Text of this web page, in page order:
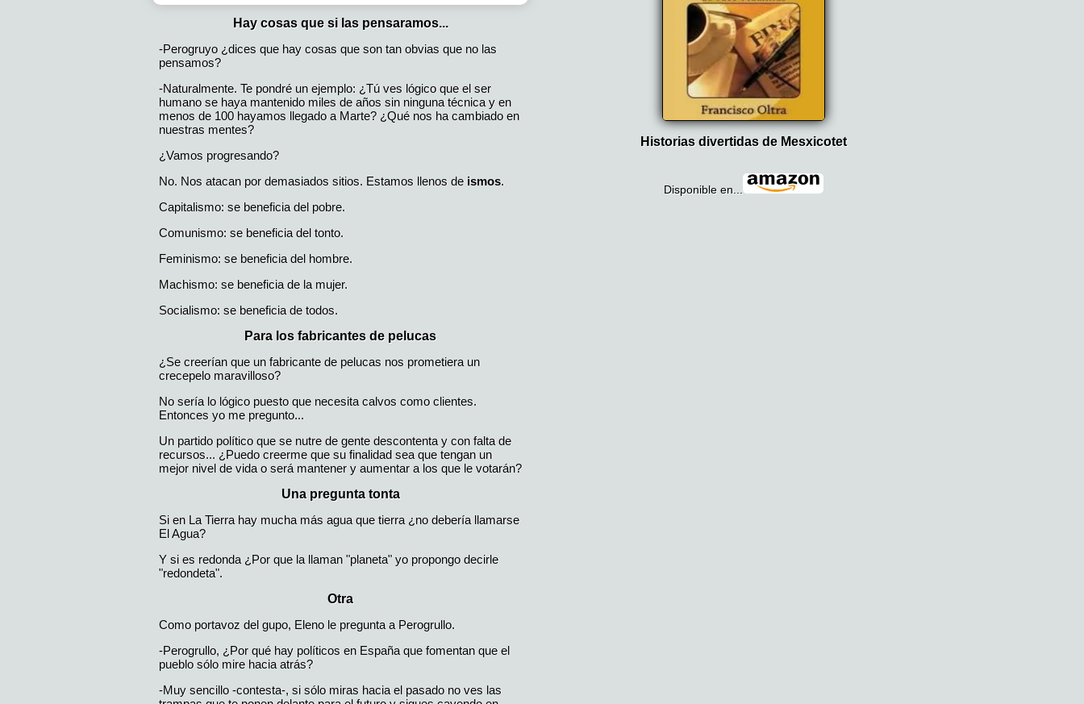
Hay cosas que si las pensaramos...
-Perogruyo ¿dices que hay cosas que son tan obvias que no las
pensamos?
-Naturalmente. Te pondré un ejemplo: ¿Tú ves lógico que el ser
humano se haya mantenido miles de años sin ninguna técnica y en
menos de 100 hayamos llegado a Marte? ¿Qué nos ha cambiado en
nuestras mentes?
¿Vamos progresando?
No. Nos atacan por demasiados sitios. Estamos llenos de ismos.
Capitalismo: se beneficia del pobre.
Comunismo: se beneficia del tonto.
Feminismo: se beneficia del hombre.
Machismo: se beneficia de la mujer.
Socialismo: se beneficia de todos.
Para los fabricantes de pelucas
¿Se creerían que un fabricante de pelucas nos prometiera un
crecepelo maravilloso?
No sería lo lógico puesto que necesita calvos como clientes.
Entonces yo me pregunto...
Un partido político que se nutre de gente descontenta y con falta de
recursos... ¿Puedo creerme que su finalidad sea que tengan un
mejor nivel de vida o será mantener y aumentar a los que le votarán?
Una pregunta tonta
Si en La Tierra hay mucha más agua que tierra ¿no debería llamarse
El Agua?
Y si es redonda ¿Por que la llaman "planeta" yo propongo decirle
"redondeta".
Otra
Como portavoz del gupo, Eleno le pregunta a Perogrullo.
-Perogrullo, ¿Por qué hay políticos en España que fomentan que el
pueblo sólo mire hacia atrás?
-Muy sencillo -contesta-, si sólo miras hacia el pasado no ves las
Historias divertidas de Mesxicotet
Disponible en...